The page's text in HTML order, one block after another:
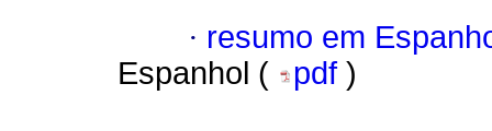
· resumo em
Espanhol (
pdf )